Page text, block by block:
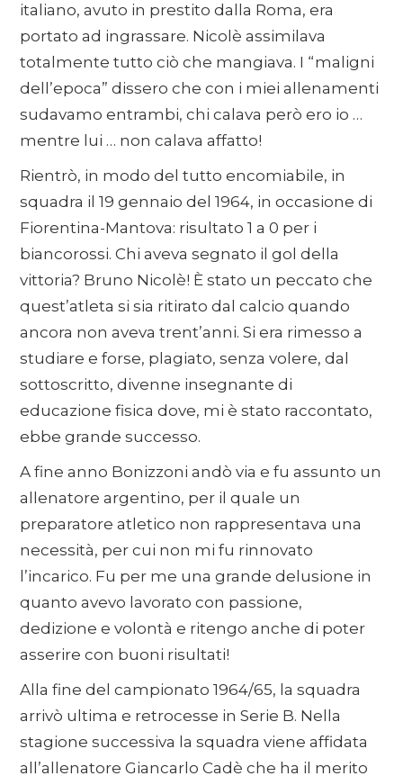
italiano, avuto in prestito dalla Roma, era
portato ad ingrassare. Nicolè assimilava
totalmente tutto ciò che mangiava. I “maligni
dell’epoca” dissero che con i miei allenamenti
sudavamo entrambi, chi calava però ero io …
mentre lui … non calava affatto!
Rientrò, in modo del tutto encomiabile, in
squadra il 19 gennaio del 1964, in occasione di
Fiorentina-Mantova: risultato 1 a 0 per i
biancorossi. Chi aveva segnato il gol della
vittoria? Bruno Nicolè! È stato un peccato che
quest’atleta si sia ritirato dal calcio quando
ancora non aveva trent’anni. Si era rimesso a
studiare e forse, plagiato, senza volere, dal
sottoscritto, divenne insegnante di
educazione fisica dove, mi è stato raccontato,
ebbe grande successo.
A fine anno Bonizzoni andò via e fu assunto un
allenatore argentino, per il quale un
preparatore atletico non rappresentava una
necessità, per cui non mi fu rinnovato
l’incarico. Fu per me una grande delusione in
quanto avevo lavorato con passione,
dedizione e volontà e ritengo anche di poter
asserire con buoni risultati!
Alla fine del campionato 1964/65, la squadra
arrivò ultima e retrocesse in Serie B. Nella
stagione successiva la squadra viene affidata
all’allenatore Giancarlo Cadè che ha il merito